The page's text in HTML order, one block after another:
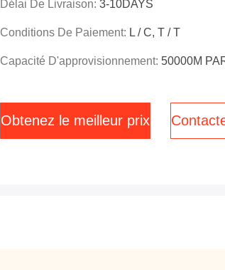
Délai De Livraison: 3-10DAYS
Conditions De Paiement: L / C, T / T
Capacité D'approvisionnement: 50000M
Obtenez le meilleur prix